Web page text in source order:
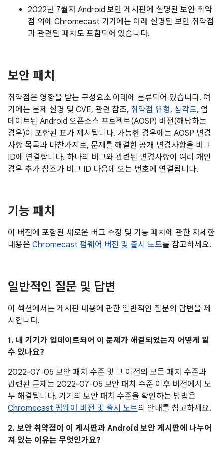
2022년 7월자 Android 보안 게시판에 설명된 보안 취약
점 외에 Chromecast 기기에는 아래 설명된 보안 취약점
과 관련된 패치도 포함되어 있습니다.
보안 패치
취약점은 영향을 받는 구성요소 아래에 분류되어 있습니다. 여
기에는 문제 설명 및 CVE, 관련 참조, 취약점 유형, 심각도, 업
데이트된 Android 오픈소스 프로젝트(AOSP) 버전(해당하는
경우)이 포함된 표가 제시됩니다. 가능한 경우에는 AOSP 변경
사항 목록과 마찬가지로, 문제를 해결한 공개 변경사항을 버그
ID에 연결합니다. 하나의 버그와 관련된 변경사항이 여러 개인
경우 추가 참조가 버그 ID 다음에 오는 번호에 연결됩니다.
기능 패치
이 버전에 포함된 새로운 버그 수정 및 기능 패치에 관한 자세한
내용은 Chromecast 펌웨어 버전 및 출시 노트를 참고하세요.
일반적인 질문 및 답변
이 섹션에서는 게시판 내용에 관한 일반적인 질문의 답변을 제
시합니다.
1. 내 기기가 업데이트되어 이 문제가 해결되었는지 어떻게 알
수 있나요?
2022-07-05 보안 패치 수준 및 그 이전의 모든 패치 수준과
관련된 문제는 2022-07-05 보안 패치 수준 이후 버전에서 모
두 해결됩니다. 기기의 보안 패치 수준을 확인하는 방법은
Chromecast 펌웨어 버전 및 출시 노트의 안내를 참고하세요.
2. 보안 취약점이 이 게시판과 Android 보안 게시판에 나누어
져 있는 이유는 무엇인가요?